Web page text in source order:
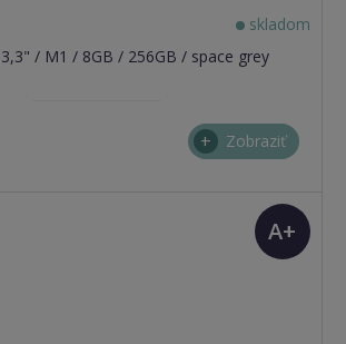
skladom
/ M1 / 8GB / 256GB / space grey
Zobraziť
A+